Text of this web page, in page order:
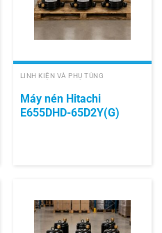
LINH KIỆN VÀ PHỤ TÙNG
Máy nén Hitachi
E655DHD-65D2Y(G)